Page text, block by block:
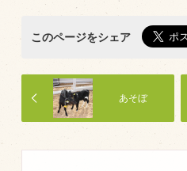
このページをシェア
あそぼ
厚切ステーキ
カルビ串